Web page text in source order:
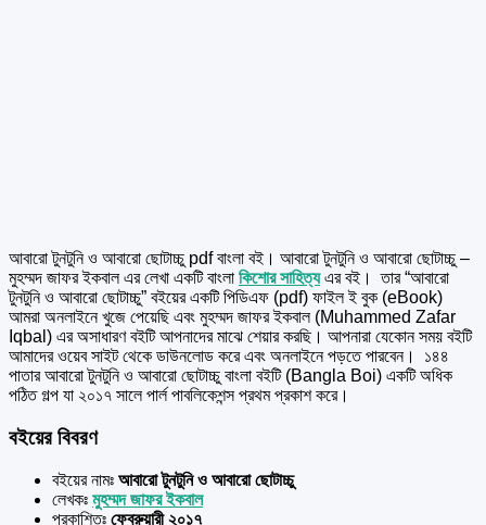
আবারো টুনটুনি ও আবারো ছোটাচ্চু pdf বাংলা বই। আবারো টুনটুনি ও আবারো ছোটাচ্চু –
মুহম্মদ জাফর ইকবাল এর লেখা একটি বাংলা কিশোর সাহিত্যএর বই।
তার “আবারো
টুনটুনি ও আবারো ছোটাচ্চু” বইয়ের একটি পিডিএফ (pdf) ফাইল ই বুক (eBook)
আমরা অনলাইনে খুজে পেয়েছি এবং মুহম্মদ জাফর ইকবাল (Muhammed Zafar
Iqbal) এর অসাধারণ বইটি আপনাদের মাঝে শেয়ার করছি। আপনারা যেকোন সময় বইটি
আমাদের ওয়েব সাইট থেকে ডাউনলোড করে এবং অনলাইনে পড়তে পারবেন। ১৪৪
পাতার আবারো টুনটুনি ও আবারো ছোটাচ্চু বাংলা বইটি (Bangla Boi) একটি অধিক
পঠিত গল্প যা ২০১৭ সালে পার্ল পাবলিকেশন্স প্রথম প্রকাশ করে।
বইয়ের বিবরণ
বইয়ের নামঃ আবারো টুনটুনি ও আবারো ছোটাচ্চু
লেখকঃ মুহম্মদ জাফর ইকবাল
প্রকাশিতঃ ফেব্রুয়ারী ২০১৭